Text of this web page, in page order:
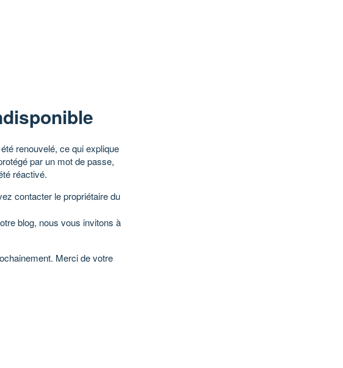
renouvelé, ce qui explique
par un mot de passe,
réactivé.
contacter le propriétaire du
blog, nous vous invitons à
Merci de votre